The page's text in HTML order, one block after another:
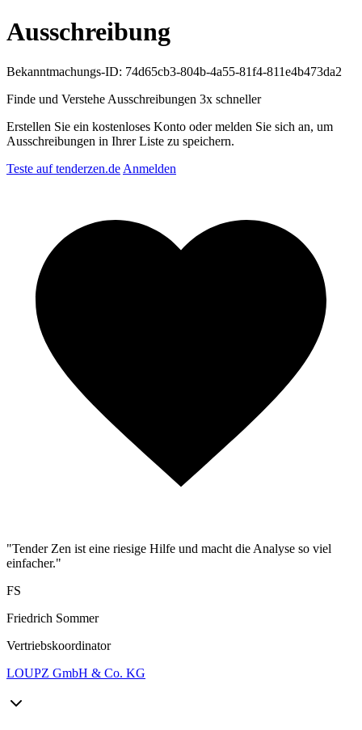
Ausschreibung
Bekanntmachungs-ID: 74d65cb3-804b-4a55-81f4-811e4b473da2
Finde und Verstehe Ausschreibungen 3x schneller
Erstellen Sie ein kostenloses Konto oder melden Sie sich an, um
Ausschreibungen in Ihrer Liste zu speichern.
Teste auf tenderzen.de Anmelden
"Tender Zen ist eine riesige Hilfe und macht die Analyse so viel
einfacher."
FS
Friedrich Sommer
Vertriebskoordinator
LOUPZ GmbH & Co. KG